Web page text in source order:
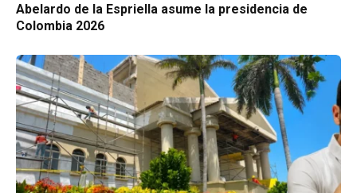
Abelardo de la Espriella asume la presidencia de
Colombia 2026